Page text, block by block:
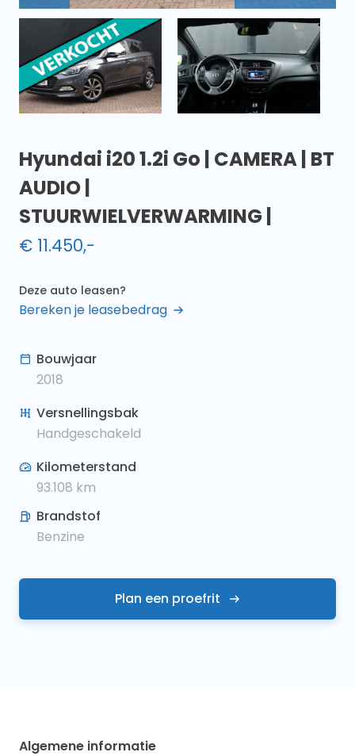
Hyundai i20 1.2i Go | CAMERA | BT
AUDIO |
STUURWIELVERWARMING |
€ 11.450,-
Deze auto leasen?
Bereken je leasebedrag
Bouwjaar
2018
Versnellingsbak
Handgeschakeld
Kilometerstand
93.108 km
Brandstof
Benzine
Plan een proefrit
Algemene informatie